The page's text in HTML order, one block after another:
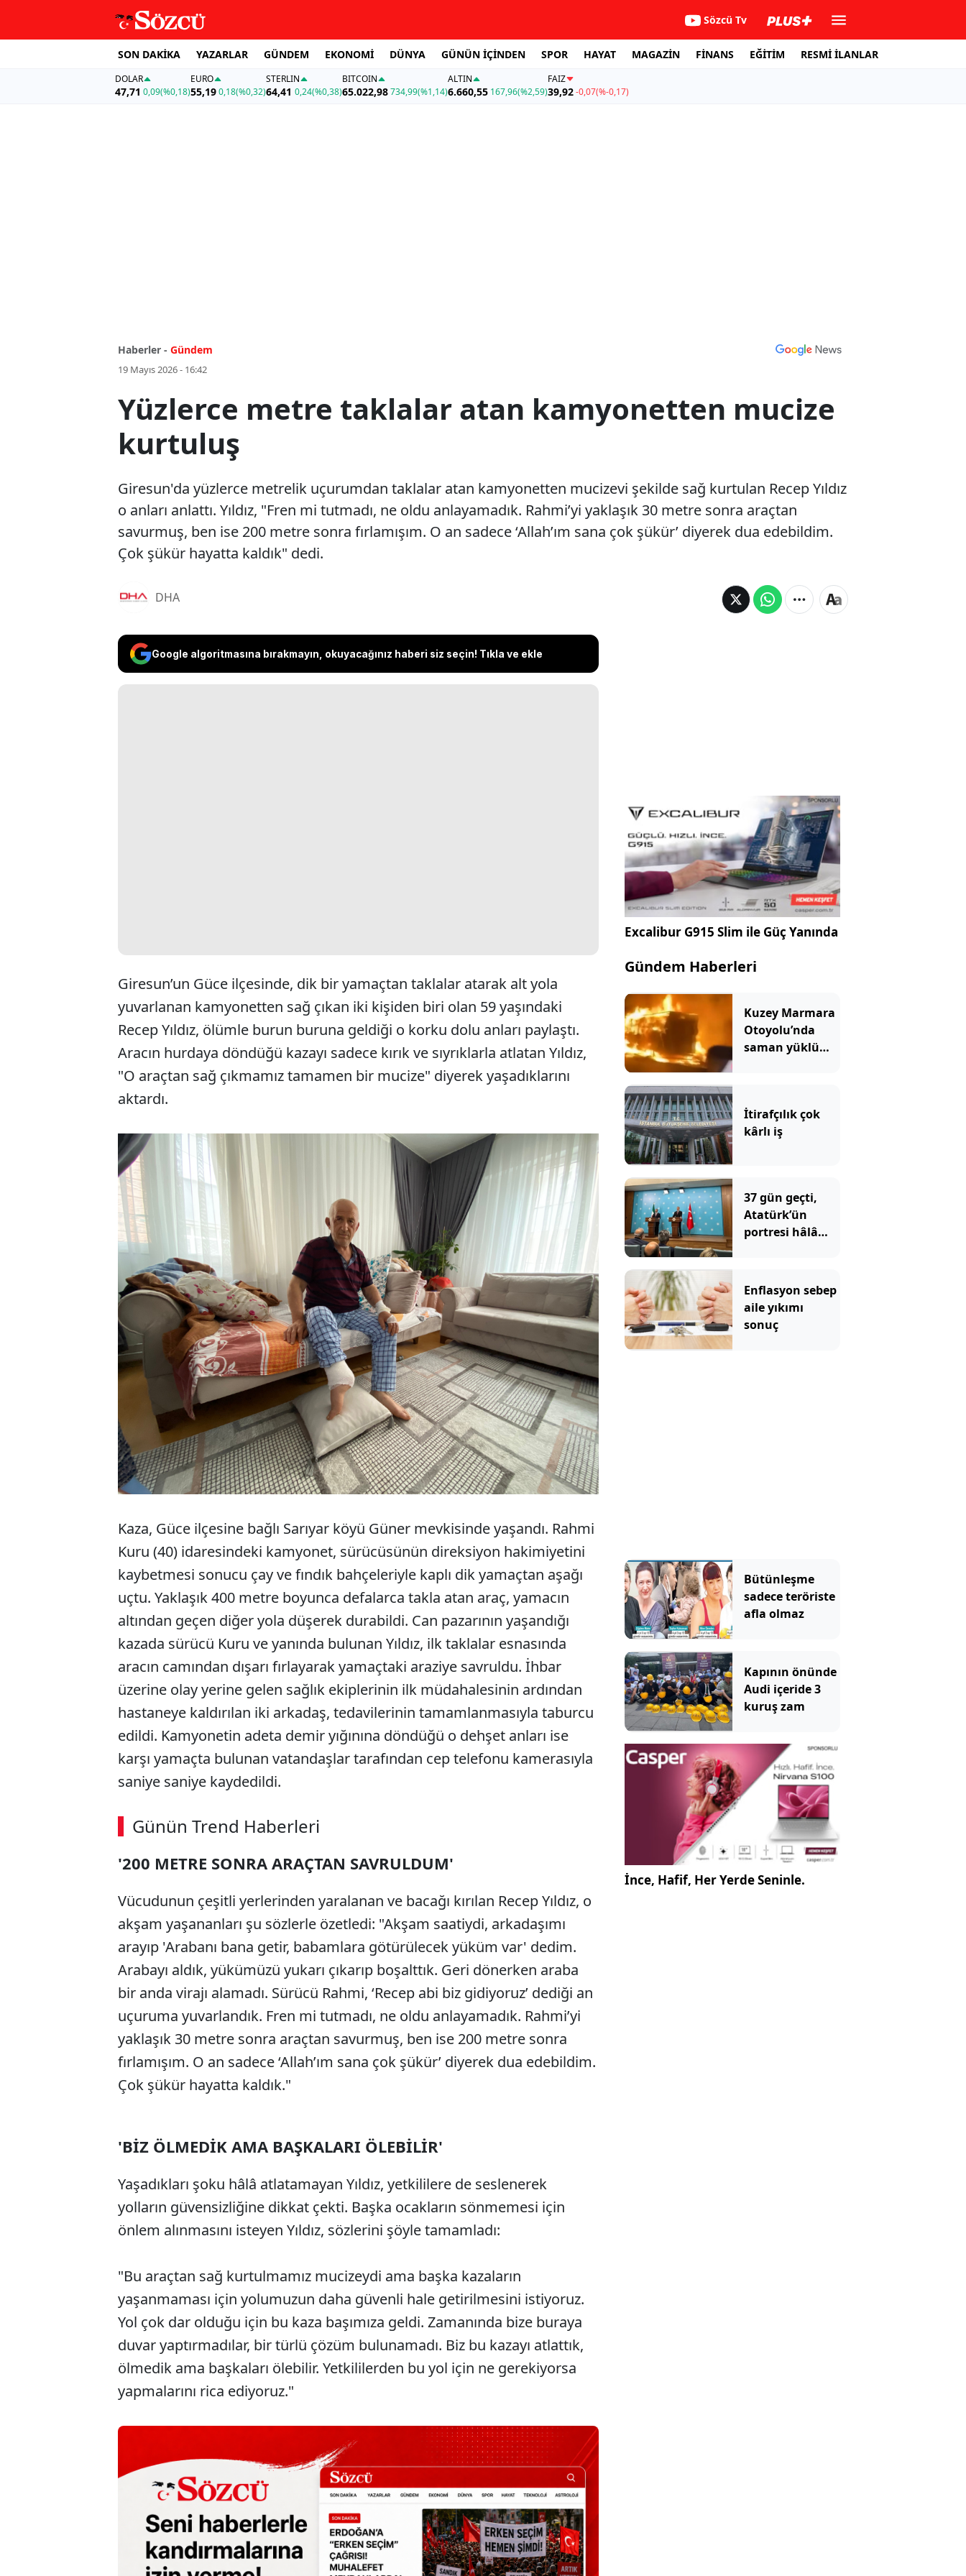
Sözcü Tv
SON DAKİKA YAZARLAR GÜNDEM EKONOMİ DÜNYA GÜNÜN İÇİNDEN SPOR HAYAT MAGAZİN FİNANS EĞİTİM RESMİ İLANLAR
DOLAR
47,71 0,09(%0,18)
EURO
55,19 0,18(%0,32)
STERLIN
64,41 0,24(%0,38)
BITCOIN
65.022,98734,99(%1,14)
ALTIN
6.660,55 167,96(%2,59)
FAİZ
39,92-0,07(%-0,17)
Haberler - Gündem
19 Mayıs 2026 - 16:42
Yüzlerce metre taklalar atan kamyonetten mucize
kurtuluş
Giresun'da yüzlerce metrelik uçurumdan taklalar atan kamyonetten mucizevi şekilde sağ kurtulan Recep Yıldız
o anları anlattı. Yıldız, "Fren mi tutmadı, ne oldu anlayamadık. Rahmi’yi yaklaşık 30 metre sonra araçtan
savurmuş, ben ise 200 metre sonra fırlamışım. O an sadece ‘Allah’ım sana çok şükür’ diyerek dua edebildim.
Çok şükür hayatta kaldık" dedi.
DHA
Google algoritmasına bırakmayın, okuyacağınız haberi siz seçin! Tıkla ve ekle
Giresun’un Güce ilçesinde, dik bir yamaçtan taklalar atarak alt yola
yuvarlanan kamyonetten sağ çıkan iki kişiden biri olan 59 yaşındaki
Recep Yıldız, ölümle burun buruna geldiği o korku dolu anları paylaştı.
Aracın hurdaya döndüğü kazayı sadece kırık ve sıyrıklarla atlatan Yıldız,
"O araçtan sağ çıkmamız tamamen bir mucize" diyerek yaşadıklarını
aktardı.
Kaza, Güce ilçesine bağlı Sarıyar köyü Güner mevkisinde yaşandı. Rahmi
Kuru (40) idaresindeki kamyonet, sürücüsünün direksiyon hakimiyetini
kaybetmesi sonucu çay ve fındık bahçeleriyle kaplı dik yamaçtan aşağı
uçtu. Yaklaşık 400 metre boyunca defalarca takla atan araç, yamacın
altından geçen diğer yola düşerek durabildi. Can pazarının yaşandığı
kazada sürücü Kuru ve yanında bulunan Yıldız, ilk taklalar esnasında
aracın camından dışarı fırlayarak yamaçtaki araziye savruldu. İhbar
üzerine olay yerine gelen sağlık ekiplerinin ilk müdahalesinin ardından
hastaneye kaldırılan iki arkadaş, tedavilerinin tamamlanmasıyla taburcu
edildi. Kamyonetin adeta demir yığınına döndüğü o dehşet anları ise
karşı yamaçta bulunan vatandaşlar tarafından cep telefonu kamerasıyla
saniye saniye kaydedildi.
Günün Trend Haberleri
'200 METRE SONRA ARAÇTAN SAVRULDUM'
Vücudunun çeşitli yerlerinden yaralanan ve bacağı kırılan Recep Yıldız, o
akşam yaşananları şu sözlerle özetledi: "Akşam saatiydi, arkadaşımı
arayıp 'Arabanı bana getir, babamlara götürülecek yüküm var' dedim.
Arabayı aldık, yükümüzü yukarı çıkarıp boşalttık. Geri dönerken araba
bir anda virajı alamadı. Sürücü Rahmi, ‘Recep abi biz gidiyoruz’ dediği an
uçuruma yuvarlandık. Fren mi tutmadı, ne oldu anlayamadık. Rahmi’yi
yaklaşık 30 metre sonra araçtan savurmuş, ben ise 200 metre sonra
fırlamışım. O an sadece ‘Allah’ım sana çok şükür’ diyerek dua edebildim.
Çok şükür hayatta kaldık."
'BİZ ÖLMEDİK AMA BAŞKALARI ÖLEBİLİR'
Yaşadıkları şoku hâlâ atlatamayan Yıldız, yetkililere de seslenerek
yolların güvensizliğine dikkat çekti. Başka ocakların sönmemesi için
önlem alınmasını isteyen Yıldız, sözlerini şöyle tamamladı:
"Bu araçtan sağ kurtulmamız mucizeydi ama başka kazaların
yaşanmaması için yolumuzun daha güvenli hale getirilmesini istiyoruz.
Yol çok dar olduğu için bu kaza başımıza geldi. Zamanında bize buraya
duvar yaptırmadılar, bir türlü çözüm bulunamadı. Biz bu kazayı atlattık,
ölmedik ama başkaları ölebilir. Yetkililerden bu yol için ne gerekiyorsa
yapmalarını rica ediyoruz."
Excalibur G915 Slim ile Güç Yanında
Gündem Haberleri
Kuzey Marmara
Otoyolu’nda
saman yüklü
İtirafçılık çok
kârlı iş
37 gün geçti,
Atatürk’ün
portresi hâlâ
Enflasyon sebep
aile yıkımı
sonuç
Bütünleşme
sadece teröriste
afla olmaz
Kapının önünde
Audi içeride 3
kuruş zam
İnce, Hafif, Her Yerde Seninle.